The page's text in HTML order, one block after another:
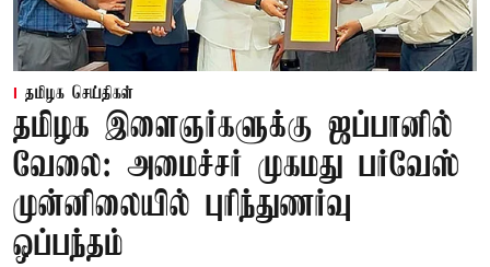
தமிழக செய்திகள்
தமிழக இளைஞர்களுக்கு ஜப்பானில்
வேலை: அமைச்சர் முகமது பர்வேஸ்
முன்னிலையில் புரிந்துணர்வு
ஒப்பந்தம்